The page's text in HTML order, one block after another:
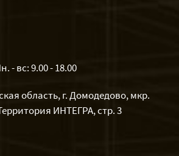
- вс: 9.00 - 18.00
область, г. Домодедово, мкр.
ИНТЕГРА, стр. 3